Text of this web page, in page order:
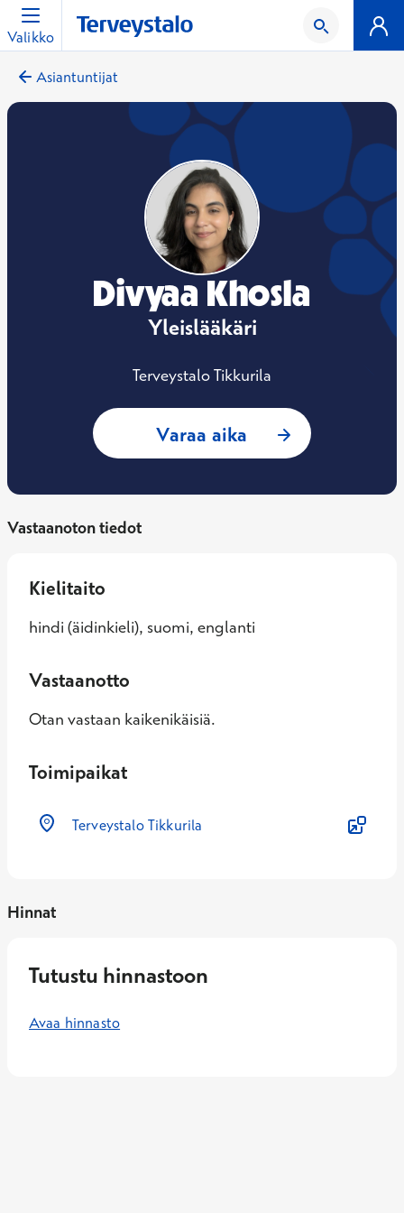
Valikko
Asiantuntijat
Divyaa Khosla
Yleislääkäri
Terveystalo Tikkurila
Varaa aika : Divyaa Khosla,
Vastaanoton tiedot
Kielitaito
hindi (äidinkieli), suomi, englanti
Vastaanotto
Otan vastaan kaikenikäisiä.
Toimipaikat
Terveystalo Tikkurila
Hinnat
Tutustu hinnastoon
Avaa hinnasto